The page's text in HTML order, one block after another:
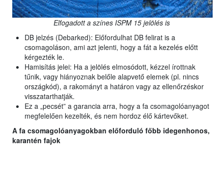
Elfogadott a színes ISPM 15 jelölés is
DB jelzés (Debarked): Előfordulhat DB felirat is a
csomagoláson, ami azt jelenti, hogy a fát a kezelés előtt
kérgezték le.
Hamisítás jelei: Ha a jelölés elmosódott, kézzel írottnak
tűnik, vagy hiányoznak belőle alapvető elemek (pl. nincs
országkód), a rakományt a határon vagy az ellenőrzéskor
visszatarthatják.
Ez a „pecsét” a garancia arra, hogy a fa csomagolóanyagot
megfelelően kezelték, és nem hordoz élő kártevőket.
A fa csomagolóanyagokban előforduló főbb idegenhonos,
karantén fajok